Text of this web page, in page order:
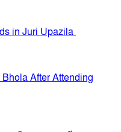
in Juri Upazila
After Attending